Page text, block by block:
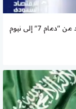
7" إلى نيوم